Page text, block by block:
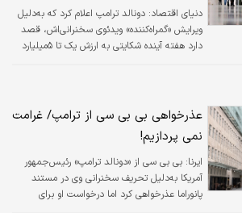
دنیای اقتصاد: دونالد ترامپ اعلام کرد که به‌دلیل
ویرایش «گمراه‌کننده» ویدئوی سخنرانی‌اش، قصد
دارد هفته آینده شکایتی به ارزش یک تا ۵‌میلیارد
اشتباه ویرایش کرده است. این جنجال به ویرایش
سخنرانی ترامپ در روز حمله حامیانش به کنگره
آمریکا بازمی‌گردد.
عذرخواهی بی بی سی از ترامپ/ غرامت
نمی پردازیم!
ایرنا: بی بی سی از «دونالد ترامپ» رئیس‌جمهور
آمریکا به‌دلیل تحریف سخنرانی وی در مستند
پانوراما عذرخواهی کرد اما درخواست او برای